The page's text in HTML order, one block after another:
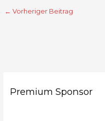
← Vorheriger Beitrag
Premium Sponsor